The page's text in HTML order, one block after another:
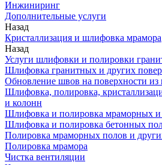
Инжиниринг
Дополнительные услуги
Назад
Кристаллизация и шлифовка мрамора
Назад
Услуги шлифовки и полировки
Шлифовка гранитных и других
Обновление швов на поверхности из
Шлифовка, полировка,
и колонн
Шлифовка и полировка мраморных и
Шлифовка и полировка бетонных
Полировка мраморных полов и
Полировка мрамора
Чистка вентиляции